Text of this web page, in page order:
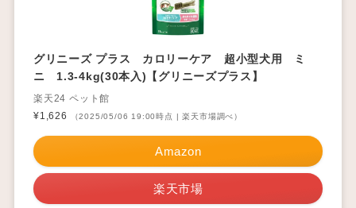
グリニーズ プラス カロリーケア 超小型犬用 ミ
ニ 1.3-4kg(30本入)【グリニーズプラス】
楽天24 ペット館
¥1,626
（2025/05/06 19:00時点 | 楽天市場調べ）
Amazon
楽天市場